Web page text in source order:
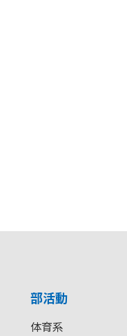
部活動
体育系